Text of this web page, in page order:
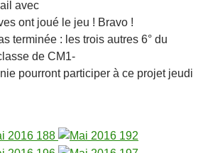
avec
ont joué le jeu ! Bravo !
terminée : les trois autres 6° du
de CM1-
pourront participer à ce projet jeudi